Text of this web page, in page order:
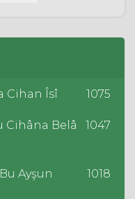
Cihan Îsî 1075
Cihâna Belâ
1047
Ayşun
1018